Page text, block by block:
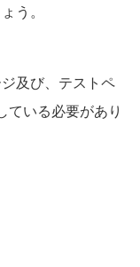
う。
及び、テストペ
ている必要があり